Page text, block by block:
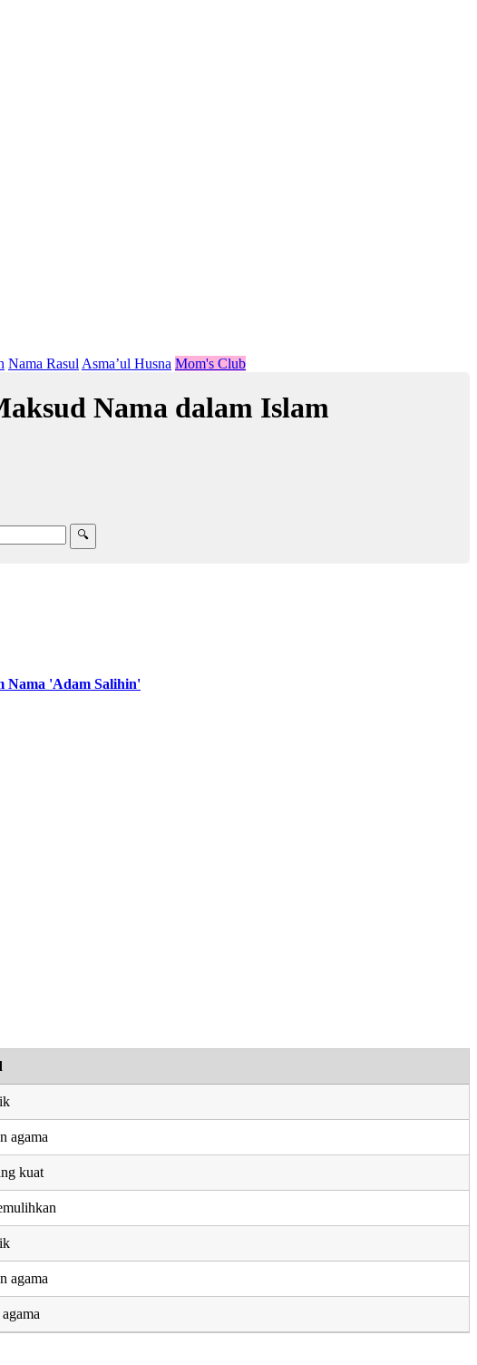
Nama Rasul Asma’ul Husna Mom's Club
Nama dalam Islam
Nama 'Adam Salihin'
agama
kuat
agama